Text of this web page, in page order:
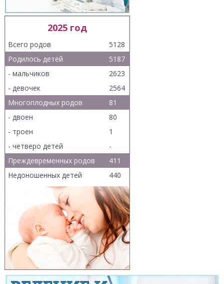
2025 год
Всего родов
5128
Родилось детей
5187
- мальчиков
2623
- девочек
2564
Многоплодных родов
81
- двоен
80
- троен
1
- четверо детей
-
Преждевременных родов
411
Недоношенных детей
440